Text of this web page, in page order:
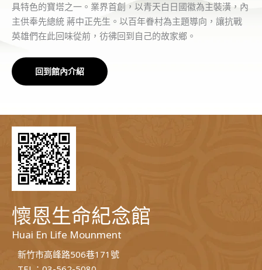
具特色的寶塔之一。業界首創，以青天白日國徽為主裝潢，內
主供奉先總統 蔣中正先生。以百年眷村為主題導向，讓抗戰
英雄們在此回味從前，彷彿回到自己的故家鄉。
回到館內介紹
懷恩生命紀念館
Huai En Life Mounment
新竹市高峰路506巷171號